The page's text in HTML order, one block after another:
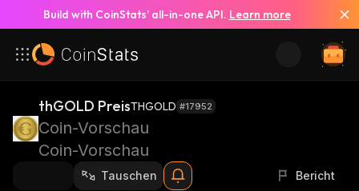
Build with CoinStats’ all-in-one API. Learn more
thGOLD PreisTHGOLD #17952
Coin-Vorschau
Coin-Vorschau
Tauschen Bericht